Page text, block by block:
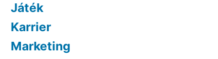
Játék
Karrier
Marketing